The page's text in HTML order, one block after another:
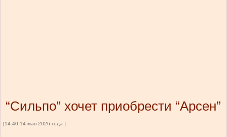
“Сильпо” хочет приобрести “Арсен”
[14:40 14 мая 2026 года ]